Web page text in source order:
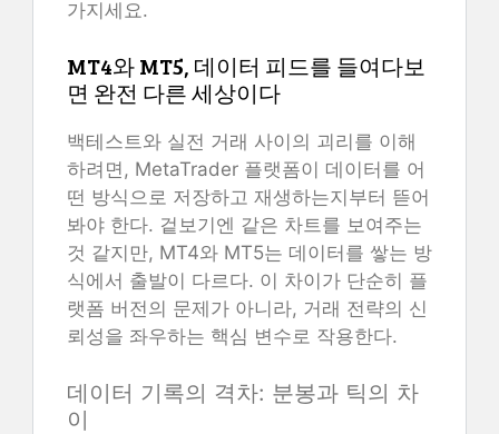
가지세요.
MT4와 MT5, 데이터 피드를 들여다보
면 완전 다른 세상이다
백테스트와 실전 거래 사이의 괴리를 이해
하려면, MetaTrader 플랫폼이 데이터를 어
떤 방식으로 저장하고 재생하는지부터 뜯어
봐야 한다. 겉보기엔 같은 차트를 보여주는
것 같지만, MT4와 MT5는 데이터를 쌓는 방
식에서 출발이 다르다. 이 차이가 단순히 플
랫폼 버전의 문제가 아니라, 거래 전략의 신
뢰성을 좌우하는 핵심 변수로 작용한다.
데이터 기록의 격차: 분봉과 틱의 차
이